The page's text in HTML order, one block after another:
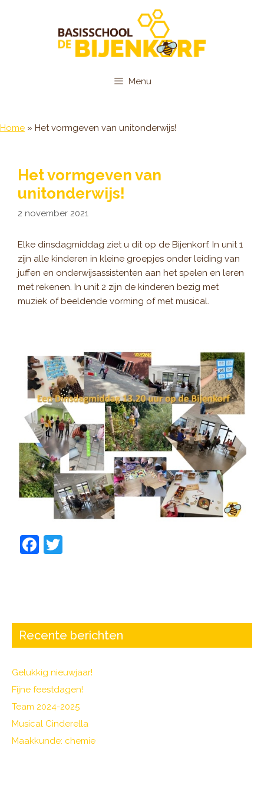
Menu
Home » Het vormgeven van unitonderwijs!
Het vormgeven van
unitonderwijs!
2 november 2021
Elke dinsdagmiddag ziet u dit op de Bijenkorf. In unit 1
zijn alle kinderen in kleine groepjes onder leiding van
juffen en onderwijsassistenten aan het spelen en leren
met rekenen. In unit 2 zijn de kinderen bezig met
muziek of beeldende vorming of met musical.
F
b
o
k
Recente berichten
Gelukkig nieuwjaar!
Fijne feestdagen!
Team 2024-2025
Musical Cinderella
Maakkunde: chemie